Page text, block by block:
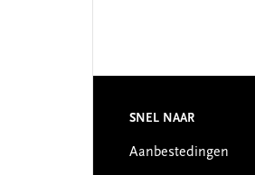
Footer
SNEL NAAR
Aanbestedingen